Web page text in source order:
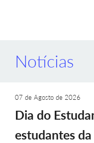
Notícias
07 de Agosto de 2026
Dia do
estudantes